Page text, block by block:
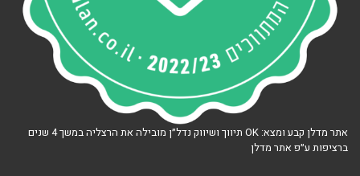
אתר מדלן קבע ומצא: OK תיווך ושיווק נדל״ן מובילה את הרצליה במשך 4 שנים
ברציפות ע״פ אתר מדלן